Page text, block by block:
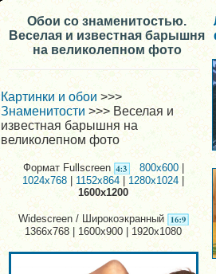
Обои со знаменитостью.
Веселая и известная барышня
на великолепном фото
Картинки и обои >>>
Знаменитости >>> Веселая и
известная барышня на
великолепном фото
Формат Fullscreen 800x600
1024x768 |1152x864 1280x1024
1600x1200
Widescreen / Широкоэкранный
1366x768 | 1600x900 | 1920x1080